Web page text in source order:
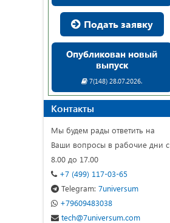
Подать заявку
Опубликован новый
выпуск
7(148) 28.07.2026.
Контакты
Мы будем рады ответить на
Ваши вопросы в рабочие дни с
8.00 до 17.00
+7 (499) 117-03-65
Telegram: 7universum
+79609483038
tech@7universum.com